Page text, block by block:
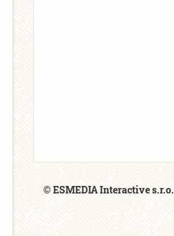
© ESMEDIA Interactive s.r.o.